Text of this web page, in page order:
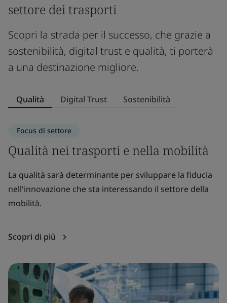
settore dei trasporti
Scopri la strada per il successo, che grazie a
sostenibilità, digital trust e qualità, ti porterà
a una destinazione migliore.
Qualità Digital Trust Sostenibilità
Focus di settore
Qualità nei trasporti e nella mobilità
La qualità sarà determinante per sviluppare la fiducia
nell'innovazione che sta interessando il settore della
mobilità.
Scopri di più